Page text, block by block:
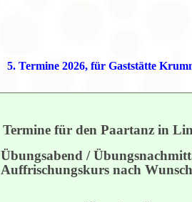
5. Termine 2026, für Gaststätte
Termine für den Paartanz in
Übungsabend /
Auffrischungskurs nach